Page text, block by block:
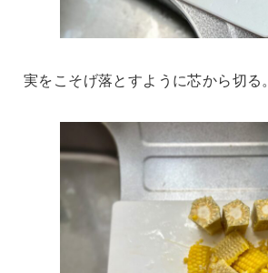
実をこそげ落とすように芯から切る。